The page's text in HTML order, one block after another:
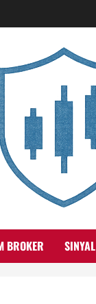
BROKER SINYAL